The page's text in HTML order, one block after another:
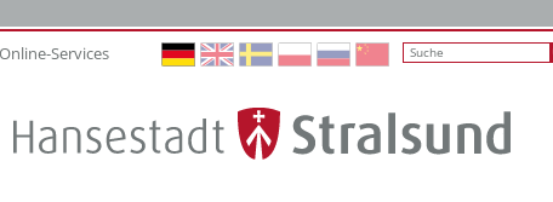
Online-Services